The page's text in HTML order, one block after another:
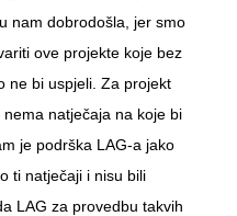
nam dobrodošla, jer smo
ove projekte koje bez
ne bi uspjeli. Za projekt
natječaja na koje bi
je podrška LAG-a jako
ti natječaji i nisu bili
LAG za provedbu takvih